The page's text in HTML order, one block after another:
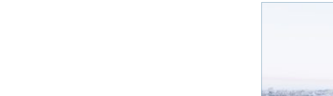
världen har